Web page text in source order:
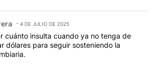
4 DE JULIO DE 2025
cuánto insulta cuando ya no tenga de
dólares para seguir sosteniendo la